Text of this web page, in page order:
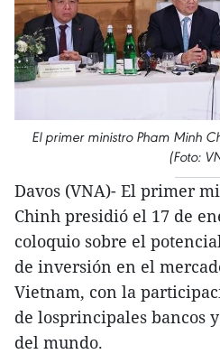
El primer ministro Pham Minh
(Foto:
Davos (VNA)- El primer
Chinh presidió el 17 de
coloquio sobre el
de inversión en el
Vietnam, con la
de losprincipales bancos
del mundo.